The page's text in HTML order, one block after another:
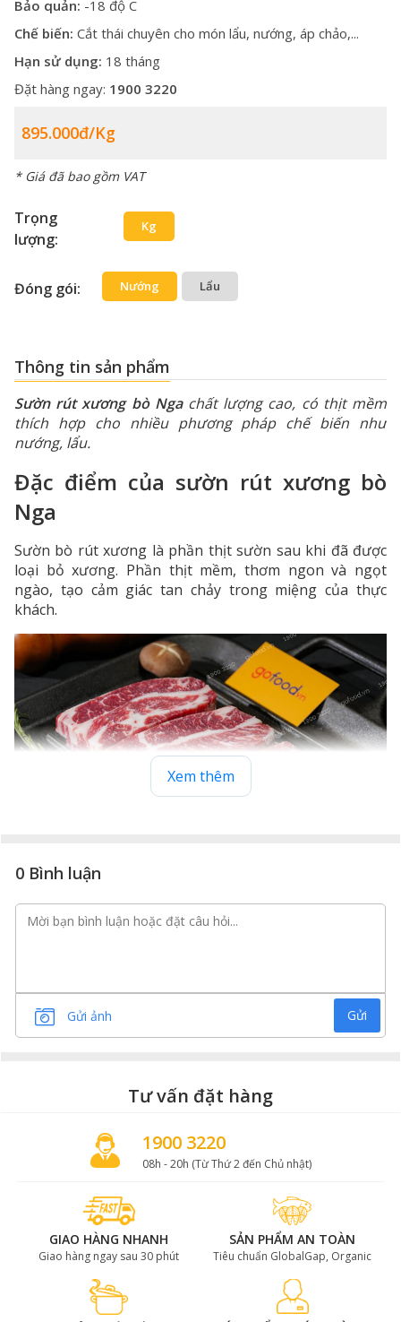
Bảo quản: -18 độ C
Chế biến: Cắt thái chuyên cho món lẩu, nướng, áp chảo,...
Hạn sử dụng: 18 tháng
Đặt hàng ngay: 1900 3220
895.000đ/kg
* Giá đã bao gồm VAT
Trọng
lượng:
Kg
Đóng gói: Nướng Lẩu
Thông tin sản phẩm
Sườn rút xương bò Ngachất lượng cao, có thịt mềm
thích hợp cho nhiều phương pháp chế biến như
nướng, lẩu.
Đặc điểm của sườn rút xương bò
Nga
Sườn bò rút xương là phần thịt sườn sau khi đã được
loại bỏ xương. Phần thịt mềm, thơm ngon và ngọt
ngào, tạo cảm giác tan chảy trong miệng của thực
khách.
Sườn bò rút xương bò Nga được lấy thịt từ các con bò
Angus (bò đực), chăn nuôi ở vùng đất Nga rộng lớn.
đồng cỏ rộng ở Nga. Trước khi giết bò sẽ được vỗ béo
bằng ngũ cốc 250 ngày.
rút xương ngay sau khi lấy xương không làm mất đi mô
liên kết của miếng thịt. Do đó, thịt sườn rút xương vẫn
biệt là thích hợp cho món nướng BBQ và lẩu.
Sườn rút xương bò Nga mềm xen kẽ với lớp mỡ và nạc.
Khi nướng, mỡ tan chảy làm bóng miếng thịt giúp thịt
mềm hơn và không bị khô. Miếng sườn bò nướng vàng
ươm, thơm ngát mùi thịt, hấp dẫn từng giọt nước
Xem thêm
0 Bình luận
Gửi ảnh Gửi
Tư vấn đặt hàng
1900 3220
08h - 20h (Từ Thứ 2 đến Chủ nhật)
GIAO HÀNG NHANH
Giao hàng ngay sau 30 phút
SẢN PHẨM AN TOÀN
Tiêu chuẩn GlobalGap, Organic